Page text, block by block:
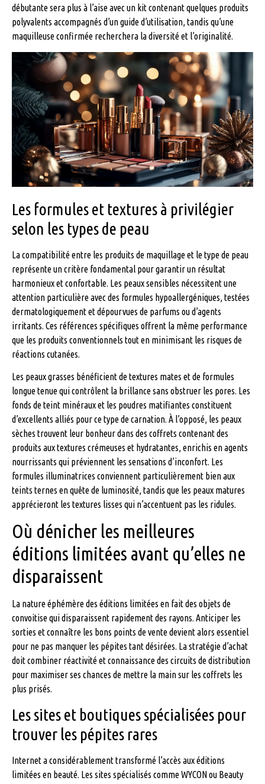
débutante sera plus à l’aise avec un kit contenant quelques produits
polyvalents accompagnés d’un guide d’utilisation, tandis qu’une
maquilleuse confirmée recherchera la diversité et l’originalité.
Les formules et textures à privilégier
selon les types de peau
La compatibilité entre les produits de maquillage et le type de peau
représente un critère fondamental pour garantir un résultat
harmonieux et confortable. Les peaux sensibles nécessitent une
attention particulière avec des formules hypoallergéniques, testées
dermatologiquement et dépourvues de parfums ou d’agents
irritants. Ces références spécifiques offrent la même performance
que les produits conventionnels tout en minimisant les risques de
réactions cutanées.
Les peaux grasses bénéficient de textures mates et de formules
longue tenue qui contrôlent la brillance sans obstruer les pores. Les
fonds de teint minéraux et les poudres matifiantes constituent
d’excellents alliés pour ce type de carnation. À l’opposé, les peaux
sèches trouvent leur bonheur dans des coffrets contenant des
produits aux textures crémeuses et hydratantes, enrichis en agents
nourrissants qui préviennent les sensations d’inconfort. Les
formules illuminatrices conviennent particulièrement bien aux
teints ternes en quête de luminosité, tandis que les peaux matures
apprécieront les textures lisses qui n’accentuent pas les ridules.
Où dénicher les meilleures
éditions limitées avant qu’elles ne
disparaissent
La nature éphémère des éditions limitées en fait des objets de
convoitise qui disparaissent rapidement des rayons. Anticiper les
sorties et connaître les bons points de vente devient alors essentiel
pour ne pas manquer les pépites tant désirées. La stratégie d’achat
doit combiner réactivité et connaissance des circuits de distribution
pour maximiser ses chances de mettre la main sur les coffrets les
plus prisés.
Les sites et boutiques spécialisées pour
trouver les pépites rares
Internet a considérablement transformé l’accès aux éditions
limitées en beauté. Les sites spécialisés comme WYCON ou Beauty